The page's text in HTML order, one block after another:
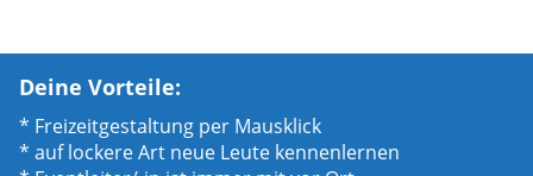
Deine Vorteile:
* Freizeitgestaltung per Mausklick
* auf lockere Art neue Leute kennenlernen